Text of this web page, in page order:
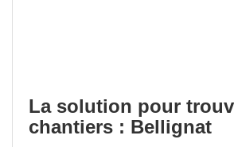
La solution pour
chantiers : Bellignat